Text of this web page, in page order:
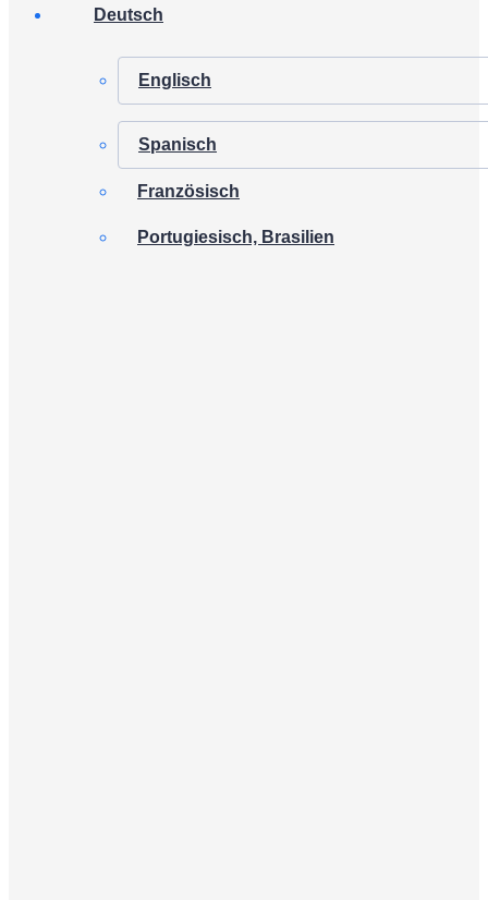
Deutsch
Englisch
Spanisch
Französisch
Portugiesisch, Brasilien